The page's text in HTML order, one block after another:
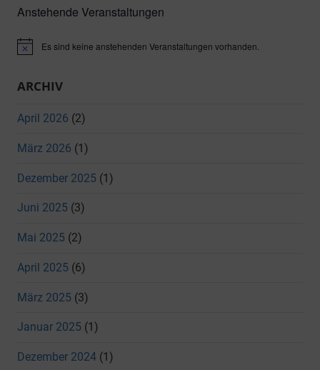
Anstehende Veranstaltungen
HinweisEs sind keine anstehenden Veranstaltungen vorhanden.
ARCHIV
April 2026 (2)
März 2026 (1)
Dezember 2025 (1)
Juni 2025 (3)
Mai 2025 (2)
April 2025 (6)
März 2025 (3)
Januar 2025 (1)
Dezember 2024 (1)